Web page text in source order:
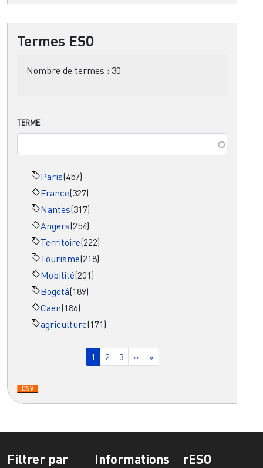
Termes ESO
Nombre de termes : 30
TERME
Paris(457)
France(327)
Nantes(317)
Angers(254)
Territoire(222)
Tourisme(218)
Mobilité(201)
Bogotá(189)
Caen(186)
agriculture(171)
Page courante
1 Page
2 Page
3 Page suivante
›› Dernière page
»
Filtrer par
Informations
rESO